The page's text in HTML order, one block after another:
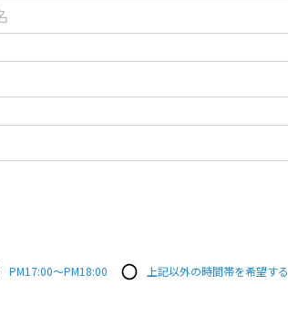
PM17:00～PM18:00 上記以外の時間帯を希望する